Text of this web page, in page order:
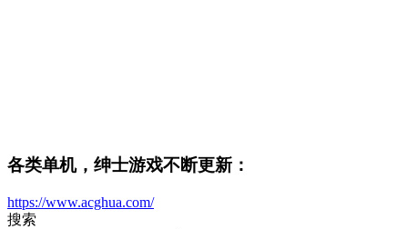
各类单机，绅士游戏不断更新：
https://www.acghua.com/
搜索